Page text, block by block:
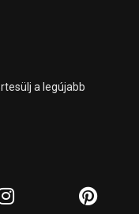
a legújabb